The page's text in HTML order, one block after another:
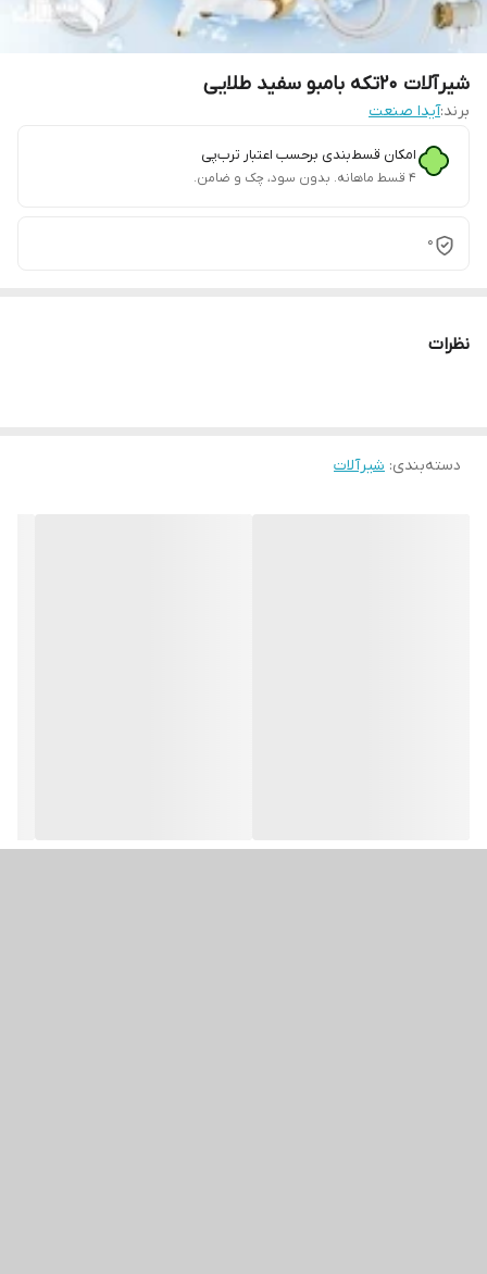
شیرآلات 20تکه بامبو سفید طلایی
برند:آیدا صنعت
امکان قسط‌بندی برحسب اعتبار ترب‌پی
۴ قسط ماهانه. بدون سود، چک و ضامن.
0
نظرات
دسته‌بندی: شیرآلات